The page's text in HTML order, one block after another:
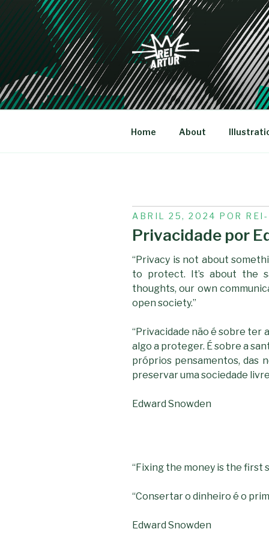
Saltar
para
o
conteúdo
REI-
Home About
PUBLICADO
EM
ABRIL 25, 2024 POR
Privacidade por
“Privacy is not about
to protect. It’s about the
thoughts, our own
open society.”
“Privacidade não é sobre ter
algo a proteger. É sobre a
próprios pensamentos, das
preservar uma sociedade
Edward Snowden
“Fixing the money is the first
“Consertar o dinheiro é o
Edward Snowden